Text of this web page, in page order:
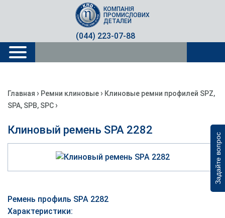
Задайте вопрос
(044) 223-07-88
КОМПАНІЯ
ПРОМИСЛОВИХ
ДЕТАЛЕЙ
Главная › Ремни клиновые › Клиновые ремни профилей SPZ,
SPA, SPB, SPC ›
Клиновый ремень SPA 2282
Ремень профиль SPA 2282
Характеристики: